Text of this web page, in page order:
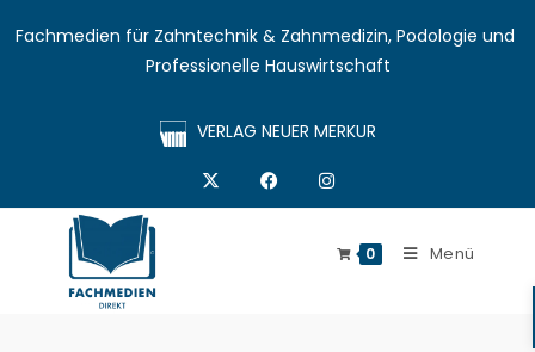
Fachmedien für Zahntechnik & Zahnmedizin, Podologie und
Professionelle Hauswirtschaft
VERLAG NEUER MERKUR
0 Menü